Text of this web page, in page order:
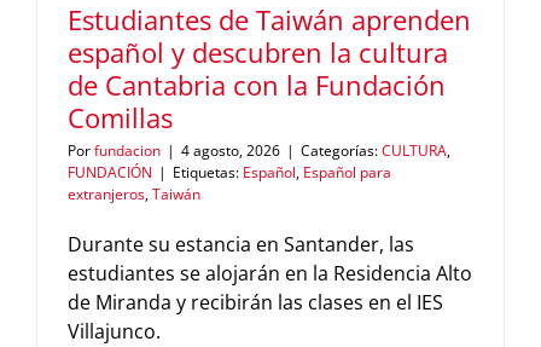
Estudiantes de Taiwán aprenden
español y descubren la cultura
de Cantabria con la Fundación
Comillas
Porfundacion | 4 agosto, 2026 | Categorías:CULTURA,
FUNDACIÓN | Etiquetas: Español, Español para
extranjeros,Taiwán
Durante su estancia en Santander, las
estudiantes se alojarán en la Residencia Alto
de Miranda y recibirán las clases en el IES
Villajunco.